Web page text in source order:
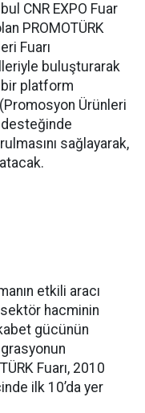
CNR EXPO Fuar
PROMOTÜRK
Fuarı
buluşturarak
bir platform
Ürünleri
desteğinde
sağlayarak,
etkili aracı
sektör hacminin
gücünün
Fuarı, 2010
ilk 10’da yer